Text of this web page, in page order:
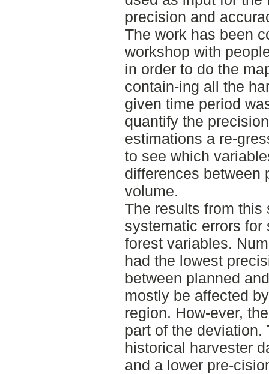
precision and
The work has been
workshop with
in order to do the
contain-ing all the
given time period
quantify the
estimations a re-
to see which
differences between
volume.
The results from this
systematic errors
forest variables.
had the lowest
between planned
mostly be affected
region. How-ever,
part of the deviation.
historical harvester
and a lower pre-